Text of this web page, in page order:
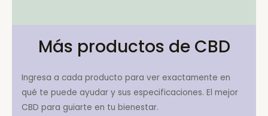
Más productos de CBD
Ingresa a cada producto para ver exactamente en
qué te puede ayudar y sus especificaciones. El mejor
CBD para guiarte en tu bienestar.